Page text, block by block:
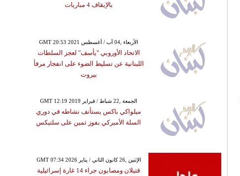
بالإيقاف 4 مباريات
GMT 20:53 2021 الأربعاء ,04 آب / أغسطس
الاتحاد الأوروبي "يأسف" لعجز السلطات
اللبنانية عن تسليط الضوء على انفجار مرفأ
بيروت
GMT 12:19 2019 الجمعة ,22 شباط / فبراير
ميلواكي باكس يستأنف نشاطه في دوري
السلة الأميركي بفوز ثمين على سلتيكس
GMT 07:34 2026 الإثنين ,26 كانون الثاني / يناير
قتيلان ومصابون جراء 14 غارة إسرائيلية